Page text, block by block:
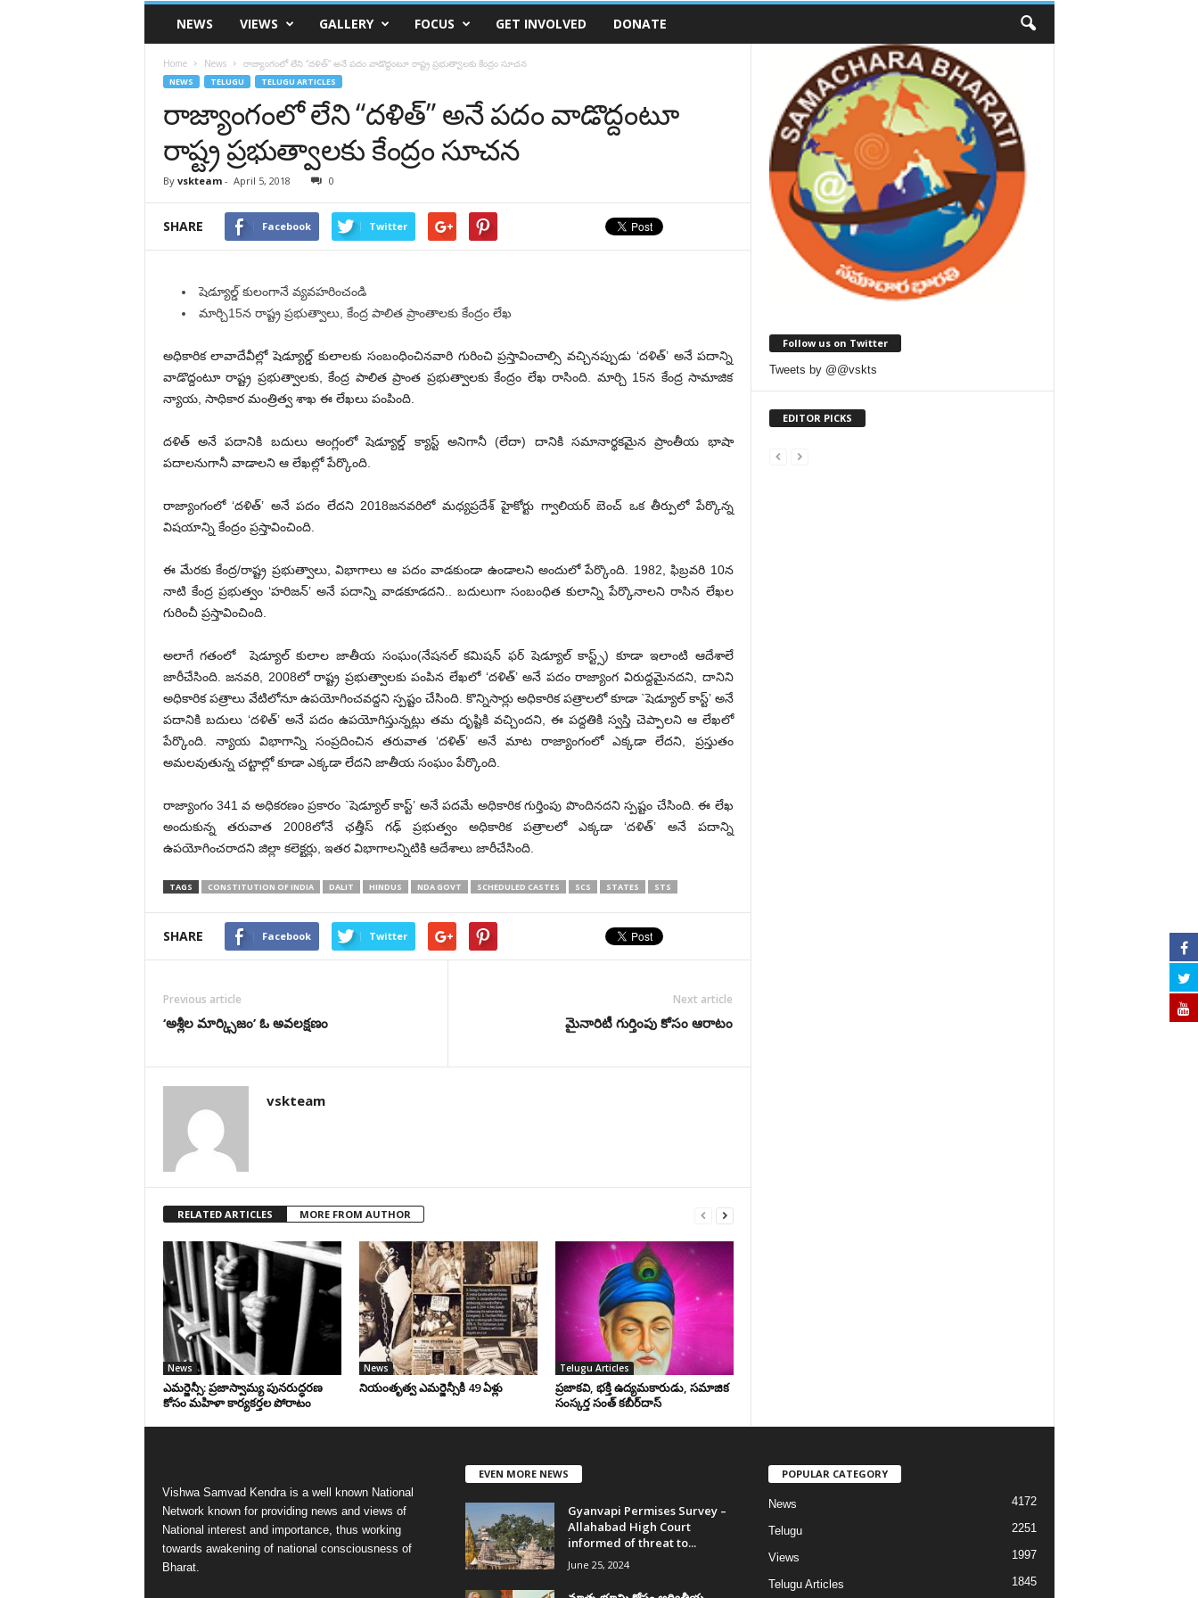
VSK
TelanganaNEWS VIEWS GALLERY FOCUS GET INVOLVED DONATE
Home News రాజ్యాంగంలో లేని “దళిత్” అనే పదం వాడొద్దంటూ రాష్ట్ర ప్రభుత్వాలకు కేంద్రం సూచన
NEWS TELUGU TELUGU ARTICLES
రాజ్యాంగంలో లేని “దళిత్” అనే పదం వాడొద్దంటూ
రాష్ట్ర ప్రభుత్వాలకు కేంద్రం సూచన
By vskteam- April 5, 2018 0
SHARE Facebook Twitter
షెడ్యూల్డ్‌ కులంగానే వ్యవహరించండి
మార్చి15న రాష్ట్ర ప్రభుత్వాలు, కేంద్ర పాలిత ప్రాంతాలకు కేంద్రం లేఖ
అధికారిక లావాదేవీల్లో షెడ్యూల్డ్‌ కులాలకు సంబంధించినవారి గురించి ప్రస్తావించాల్సి వచ్చినప్పుడు ‘దళిత్‌’ అనే పదాన్ని
వాడొద్దంటూ రాష్ట్ర ప్రభుత్వాలకు, కేంద్ర పాలిత ప్రాంత ప్రభుత్వాలకు కేంద్రం లేఖ రాసింది. మార్చి 15న కేంద్ర సామాజిక
న్యాయ, సాధికార మంత్రిత్వ శాఖ ఈ లేఖలు పంపింది.
దళిత్‌ అనే పదానికి బదులు ఆంగ్లంలో షెడ్యూల్డ్‌ క్యాస్ట్‌ అనిగానీ (లేదా) దానికి సమానార్థకమైన ప్రాంతీయ భాషా
పదాలనుగానీ వాడాలని ఆ లేఖల్లో పేర్కొంది.
రాజ్యాంగంలో ‘దళిత్‌’ అనే పదం లేదని 2018జనవరిలో మధ్యప్రదేశ్‌ హైకోర్టు గ్వాలియర్‌ బెంచ్‌ ఒక తీర్పులో పేర్కొన్న
విషయాన్ని కేంద్రం ప్రస్తావించింది.
ఈ మేరకు కేంద్ర/రాష్ట్ర ప్రభుత్వాలు, విభాగాలు ఆ పదం వాడకుండా ఉండాలని అందులో పేర్కొంది. 1982, ఫిబ్రవరి 10న
నాటి కేంద్ర ప్రభుత్వం ‘హరిజన్‌’ అనే పదాన్ని వాడకూడదని.. బదులుగా సంబంధిత కులాన్ని పేర్కొనాలని రాసిన లేఖల
గురించీ ప్రస్తావించింది.
అలాగే గతంలో షెడ్యూల్ కులాల జాతీయ సంఘం(నేషనల్ కమిషన్ ఫర్ షెడ్యూల్ కాస్ట్స్) కూడా ఇలాంటి ఆదేశాలే
జారీచేసింది. జనవరి, 2008లో రాష్ట్ర ప్రభుత్వాలకు పంపిన లేఖలో ‘దళిత్‌’ అనే పదం రాజ్యాంగ విరుద్దమైనదని, దానిని
అధికారిక పత్రాలు వేటిలోనూ ఉపయోగించవద్దని స్పష్టం చేసింది. కొన్నిసార్లు అధికారిక పత్రాలలో కూడా `షెడ్యూల్ కాస్ట్’ అనే
పదానికి బదులు ‘దళిత్‌’ అనే పదం ఉపయోగిస్తున్నట్లు తమ దృష్టికి వచ్చిందని, ఈ పద్దతికి స్వస్తి చెప్పాలని ఆ లేఖలో
పేర్కొంది. న్యాయ విభాగాన్ని సంప్రదించిన తరువాత ‘దళిత్‌’ అనే మాట రాజ్యాంగంలో ఎక్కడా లేదని, ప్రస్తుతం
అమలవుతున్న చట్టాల్లో కూడా ఎక్కడా లేదని జాతీయ సంఘం పేర్కొంది.
రాజ్యాంగం 341 వ అధికరణం ప్రకారం `షెడ్యూల్ కాస్ట్’ అనే పదమే అధికారిక గుర్తింపు పొందినదని స్పష్టం చేసింది. ఈ లేఖ
అందుకున్న తరువాత 2008లోనే ఛత్తీస్ గఢ్ ప్రభుత్వం అధికారిక పత్రాలలో ఎక్కడా ‘దళిత్‌’ అనే పదాన్ని
ఉపయోగించరాదని జిల్లా కలెక్టర్లు, ఇతర విభాగాలన్నిటికి ఆదేశాలు జారీచేసింది.
TAGS CONSTITUTION OF INDIA DALIT HINDUS NDA GOVT SCHEDULED CASTES SCS STATES STS
SHARE Facebook Twitter
Previous article
‘అశ్లీల మార్క్సిజం’ ఓ అవలక్షణం
Next article
మైనారిటీ గుర్తింపు కోసం ఆరాటం
vskteam
RELATED ARTICLES MORE FROM AUTHOR
News
ఎమర్జెన్సీ: ప్రజాస్వామ్య పునరుద్ధరణ
కోసం మహిళా కార్యకర్తల పోరాటం
News
నియంతృత్వ ఎమర్జెన్సీకి 49 ఏళ్లు
Telugu Articles
ప్రజాకవి, భక్తి ఉద్యమకారుడు, సమాజిక
సంస్కర్త సంత్‌ కబీర్‌దాస్‌
Follow us on Twitter
Tweets by @@vskts
EDITOR PICKS
Vishwa Samvad Kendra is a well known National
Network known for providing news and views of
National interest and importance, thus working
towards awakening of national consciousness of
Bharat.
EVEN MORE NEWS
Gyanvapi Permises Survey –
Allahabad High Court
informed of threat to...
June 25, 2024
POPULAR CATEGORY
News 4172
Telugu 2251
Views 1997
Telugu Articles 1845